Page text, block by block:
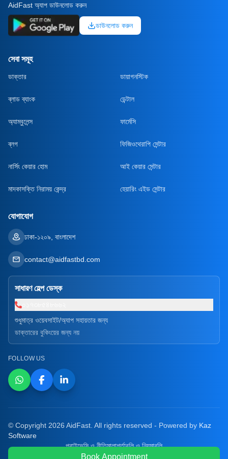
Book Appointment
AidFast অ্যাপ ডাউনলোড করুন
ডাউনলোড করুন
সেবা সমূহ
ডাক্তার ডায়াগনস্টিক
ব্লাড ব্যাংক ডেন্টাল
অ্যাম্বুলেন্স ফার্মেসি
ব্লগ ফিজিওথেরাপি সেন্টার
নার্সিং কেয়ার হোম আই কেয়ার সেন্টার
মাদকাসক্তি নিরাময় কেন্দ্র হেয়ারিং এইড সেন্টার
যোগাযোগ
ঢাকা-১২০৯, বাংলাদেশ
contact@aidfastbd.com
সাধারণ হেল্প ডেস্ক
শুধুমাত্র ওয়েবসাইট/অ্যাপ সহায়তার জন্য
ডাক্তারের বুকিংয়ের জন্য নয়
FOLLOW US
© Copyright 2026 AidFast. All rights reserved - Powered by Kaz
Software
প্রাইভেসি ও নীতিমালাশর্তাবলি ও নিয়মাবলি